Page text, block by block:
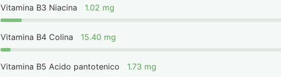
Vitamina B3 Niacina 1.02 mg
Vitamina B4 Colina 15.40 mg
Vitamina B5 Acido pantotenico 1.73 mg